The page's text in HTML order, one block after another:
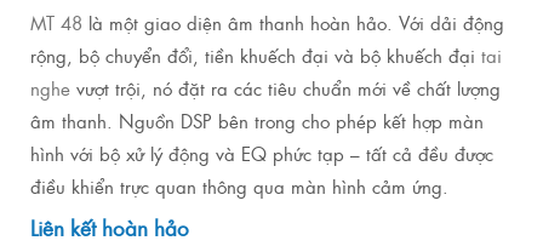
MT 48 là một giao diện âm thanh hoàn hảo. Với dải động
rộng, bộ chuyển đổi, tiền khuếch đại và bộ khuếch đại tai
nghe vượt trội, nó đặt ra các tiêu chuẩn mới về chất lượng
âm thanh. Nguồn DSP bên trong cho phép kết hợp màn
hình với bộ xử lý động và EQ phức tạp – tất cả đều được
điều khiển trực quan thông qua màn hình cảm ứng.
Liên kết hoàn hảo